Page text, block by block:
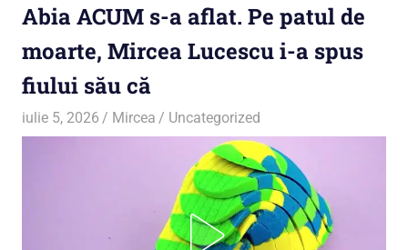
Abia ACUM s-a aflat. Pe patul de
moarte, Mircea Lucescu i-a spus
fiului său că
iulie 5, 2026 Mircea Uncategorized